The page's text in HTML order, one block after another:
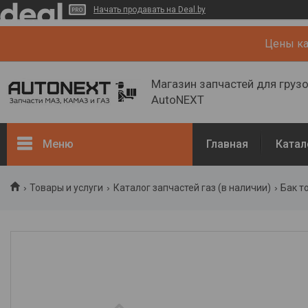
Начать продавать на Deal.by
Цены
Магазин запчастей для
AutoNEXT
Меню Главная
Товары и услуги Каталог запчастей газ (в наличии) Бак